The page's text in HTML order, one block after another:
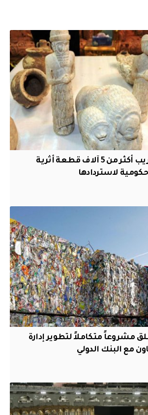
بعد 2003.. تهريب أكثر من 5 آلاف قطعة أثرية
لاستردادها
مشروعاً متكاملاً لتطوير إدارة
مع البنك الدولي